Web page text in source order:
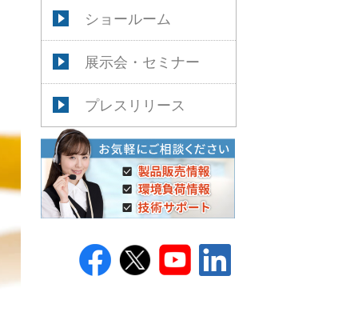
ショールーム
展示会・セミナー
プレスリリース